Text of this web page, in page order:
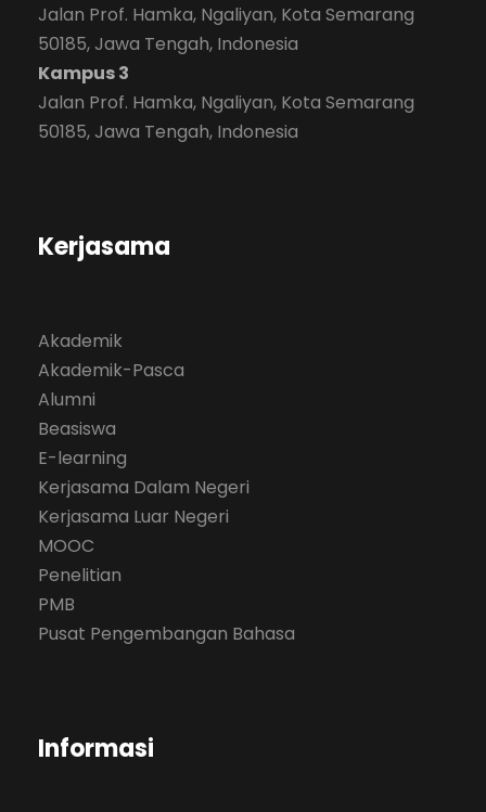
Jalan Prof. Hamka, Ngaliyan, Kota Semarang
50185, Jawa Tengah, Indonesia
Kampus 3
Jalan Prof. Hamka, Ngaliyan, Kota Semarang
50185, Jawa Tengah, Indonesia
Kerjasama
Akademik
Akademik-Pasca
Alumni
Beasiswa
E-learning
Kerjasama Dalam Negeri
Kerjasama Luar Negeri
MOOC
Penelitian
PMB
Pusat Pengembangan Bahasa
Informasi